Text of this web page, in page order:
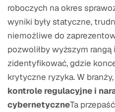
roboczych na okres
wyniki były statyczne,
niemożliwe do
pozwoliłby wyższym
zidentyfikować, gdzie
krytyczne ryzyka. W
kontrole regulacyjne i
cybernetyczneTa